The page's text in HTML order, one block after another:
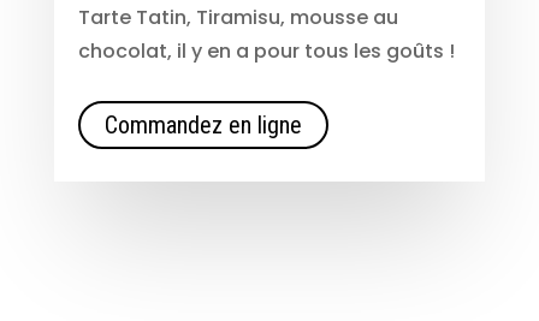
Tarte Tatin, Tiramisu, mousse au
chocolat, il y en a pour tous les goûts !
Commandez en ligne